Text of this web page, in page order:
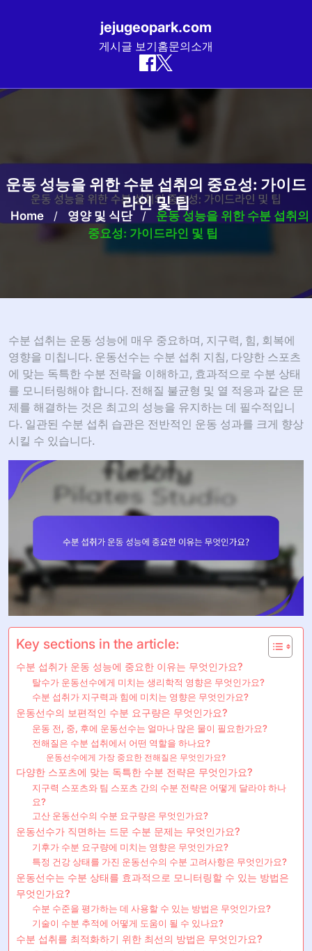
jejugeopark.com
게시글 보기홈문의소개
Skip
운동 성능을 위한 수분 섭취의 중요성: 가이드
라인 및 팁
Home / 영양 및 식단 /
운동 성능을 위한 수분 섭취의
중요성: 가이드라인 및 팁
수분 섭취는 운동 성능에 매우 중요하며, 지구력, 힘, 회복에
영향을 미칩니다. 운동선수는 수분 섭취 지침, 다양한 스포츠
에 맞는 독특한 수분 전략을 이해하고, 효과적으로 수분 상태
를 모니터링해야 합니다. 전해질 불균형 및 열 적응과 같은 문
제를 해결하는 것은 최고의 성능을 유지하는 데 필수적입니
다. 일관된 수분 섭취 습관은 전반적인 운동 성과를 크게 향상
시킬 수 있습니다.
Key sections in the article:
수분 섭취가 운동 성능에 중요한 이유는 무엇인가요?
탈수가 운동선수에게 미치는 생리학적 영향은 무엇인가요?
수분 섭취가 지구력과 힘에 미치는 영향은 무엇인가요?
운동선수의 보편적인 수분 요구량은 무엇인가요?
운동 전, 중, 후에 운동선수는 얼마나 많은 물이 필요한가요?
전해질은 수분 섭취에서 어떤 역할을 하나요?
운동선수에게 가장 중요한 전해질은 무엇인가요?
다양한 스포츠에 맞는 독특한 수분 전략은 무엇인가요?
지구력 스포츠와 팀 스포츠 간의 수분 전략은 어떻게 달라야 하나
요?
고산 운동선수의 수분 요구량은 무엇인가요?
운동선수가 직면하는 드문 수분 문제는 무엇인가요?
기후가 수분 요구량에 미치는 영향은 무엇인가요?
특정 건강 상태를 가진 운동선수의 수분 고려사항은 무엇인가요?
운동선수는 수분 상태를 효과적으로 모니터링할 수 있는 방법은
무엇인가요?
수분 수준을 평가하는 데 사용할 수 있는 방법은 무엇인가요?
기술이 수분 추적에 어떻게 도움이 될 수 있나요?
수분 섭취를 최적화하기 위한 최선의 방법은 무엇인가요?